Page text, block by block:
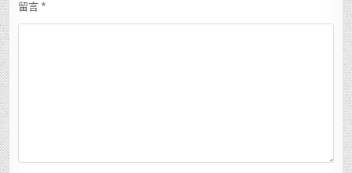
留言 *